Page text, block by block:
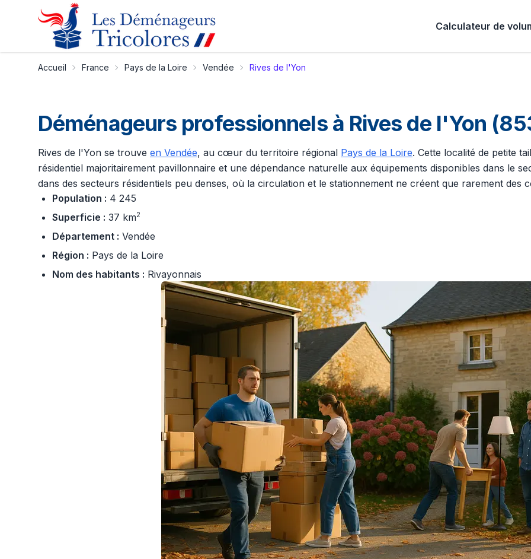
Calculateur de
Accueil France Pays de la Loire Vendée Rives de l'Yon
Déménageurs professionnels à Rives de l'Yon
Rives de l'Yon se trouve en Vendée, au cœur du territoire régional Pays de la Loire. Cette localité de petite
résidentiel majoritairement pavillonnaire et une dépendance naturelle aux équipements disponibles dans le
dans des secteurs résidentiels peu denses, où la circulation et le stationnement ne créent que rarement des
Population : 4 245
Superficie : 37 km2
Département : Vendée
Région : Pays de la Loire
Nom des habitants : Rivayonnais